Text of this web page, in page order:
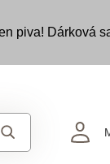
piva! Dárková